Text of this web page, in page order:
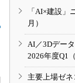
「AI×建設」
月）
AI／3Dデー
2026年度Q1
主要上場ゼネ